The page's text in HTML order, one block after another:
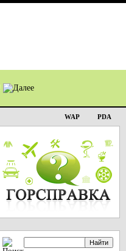
WAP PDA